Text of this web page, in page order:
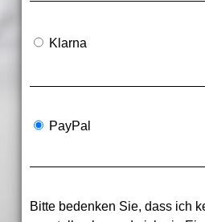
Klarna
PayPal
Bitte bedenken Sie, dass ich